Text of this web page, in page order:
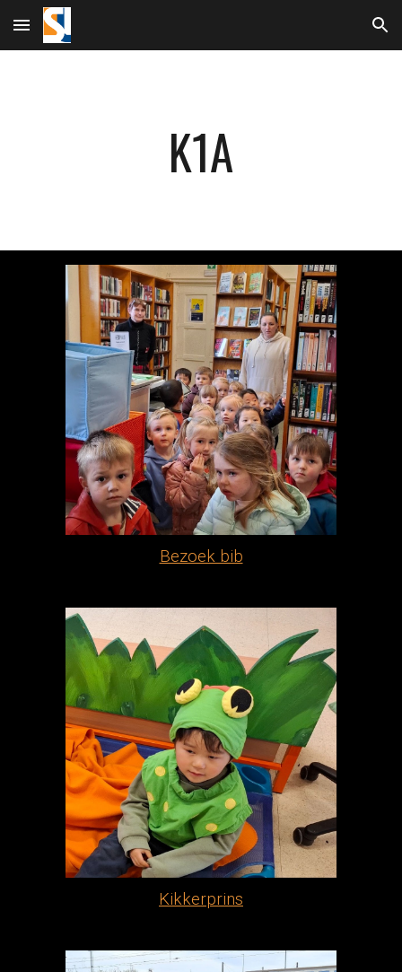
Skip to main content Skip to navigation
K1A
Bezoek bib
Kikkerprins